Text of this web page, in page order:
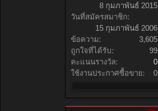
8 กุมภาพันธ์ 2015
วันที่สมัครสมาชิก:
15 กุมภาพันธ์ 2006
ข้อความ:
3,605
ถูกใจที่ได้รับ:
99
คะแนนรางวัล:
0
ใช้งานประกาศซื้อขาย:
0